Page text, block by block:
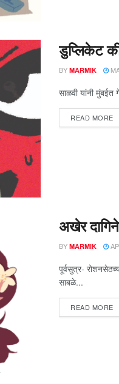
डुप्लिकेट
BY MARMIK
साळवी यांनी मुंबईत
READ MORE
अखेर
BY MARMIK
पूर्वसुत्र-
साबळे...
READ MORE